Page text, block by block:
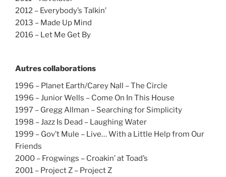
2012 – Everybody’s Talkin’
2013 – Made Up Mind
2016 – Let Me Get By
Autres collaborations
1996 – Planet Earth/Carey Nall – The Circle
1996 – Junior Wells – Come On In This House
1997 – Gregg Allman – Searching for Simplicity
1998 – Jazz Is Dead – Laughing Water
1999 – Gov’t Mule – Live… With a Little Help from Our
Friends
2000 – Frogwings – Croakin’ at Toad’s
2001 – Project Z – Project Z